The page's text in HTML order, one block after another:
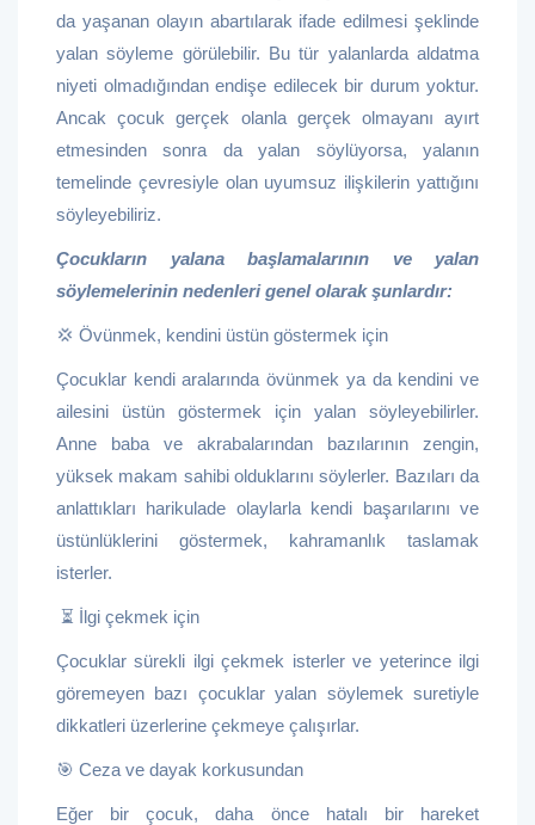
da yaşanan olayın abartılarak ifade edilmesi şeklinde
yalan söyleme görülebilir. Bu tür yalanlarda aldatma
niyeti olmadığından endişe edilecek bir durum yoktur.
Ancak çocuk gerçek olanla gerçek olmayanı ayırt
etmesinden sonra da yalan söylüyorsa, yalanın
temelinde çevresiyle olan uyumsuz ilişkilerin yattığını
söyleyebiliriz.
Çocukların yalana başlamalarının ve yalan
söylemelerinin nedenleri genel olarak şunlardır:
💢 Övünmek, kendini üstün göstermek için
Çocuklar kendi aralarında övünmek ya da kendini ve
ailesini üstün göstermek için yalan söyleyebilirler.
Anne baba ve akrabalarından bazılarının zengin,
yüksek makam sahibi olduklarını söylerler. Bazıları da
anlattıkları harikulade olaylarla kendi başarılarını ve
üstünlüklerini göstermek, kahramanlık taslamak
isterler.
⏳ İlgi çekmek için
Çocuklar sürekli ilgi çekmek isterler ve yeterince ilgi
göremeyen bazı çocuklar yalan söylemek suretiyle
dikkatleri üzerlerine çekmeye çalışırlar.
🎯 Ceza ve dayak korkusundan
Eğer bir çocuk, daha önce hatalı bir hareket